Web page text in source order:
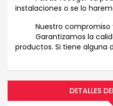
instalaciones o se lo
Nuestro compromiso
Garantizamos la
productos. Si tiene
DETALLES